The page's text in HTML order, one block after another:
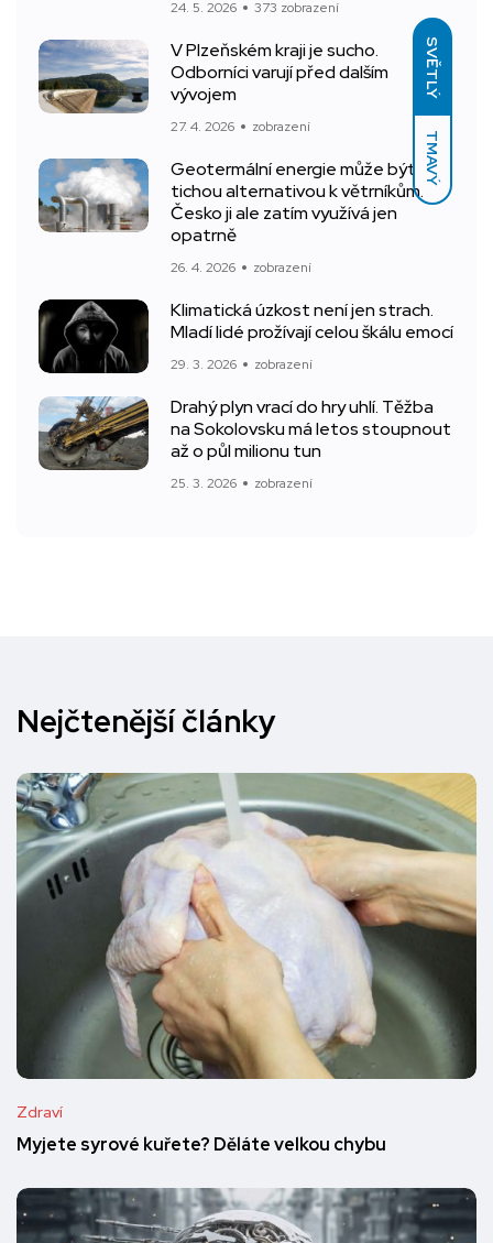
SVĚTLÝ
TMAVÝ
24. 5. 2026 373 zobrazení
V Plzeňském kraji je sucho.
Odborníci varují před dalším
vývojem
27. 4. 2026 zobrazení
Geotermální energie může být
tichou alternativou k větrníkům.
Česko ji ale zatím využívá jen
opatrně
26. 4. 2026 zobrazení
Klimatická úzkost není jen strach.
Mladí lidé prožívají celou škálu emocí
29. 3. 2026 zobrazení
Drahý plyn vrací do hry uhlí. Těžba
na Sokolovsku má letos stoupnout
až o půl milionu tun
25. 3. 2026 zobrazení
Nejčtenější články
Zdraví
Myjete syrové kuřete? Děláte velkou chybu